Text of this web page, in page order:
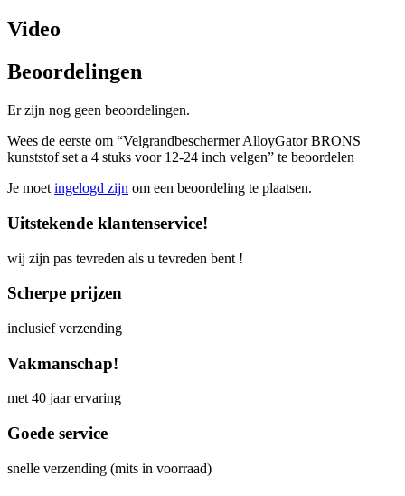
Video
Beoordelingen
Er zijn nog geen beoordelingen.
Wees de eerste om “Velgrandbeschermer AlloyGator BRONS
kunststof set a 4 stuks voor 12-24 inch velgen” te beoordelen
Je moet ingelogd zijn om een beoordeling te plaatsen.
Uitstekende klantenservice!
wij zijn pas tevreden als u tevreden bent !
Scherpe prijzen
inclusief verzending
Vakmanschap!
met 40 jaar ervaring
Goede service
snelle verzending (mits in voorraad)